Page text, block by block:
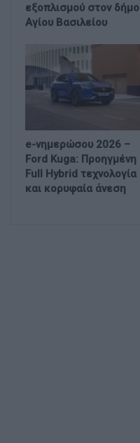
εξοπλισμού στον δήμο
Αγίου Βασιλείου
e-νημερώσου 2026 –
Ford Kuga: Προηγμένη
Full Hybrid τεχνολογία
και κορυφαία άνεση